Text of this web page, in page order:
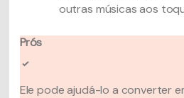
outras músicas aos
Prós
Ele pode ajudá-lo a converter